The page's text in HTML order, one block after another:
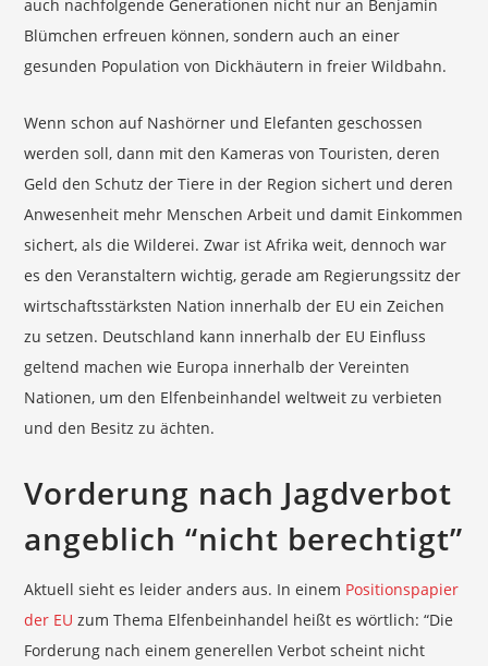
auch nachfolgende Generationen nicht nur an Benjamin
Blümchen erfreuen können, sondern auch an einer
gesunden Population von Dickhäutern in freier Wildbahn.
Wenn schon auf Nashörner und Elefanten geschossen
werden soll, dann mit den Kameras von Touristen, deren
Geld den Schutz der Tiere in der Region sichert und deren
Anwesenheit mehr Menschen Arbeit und damit Einkommen
sichert, als die Wilderei. Zwar ist Afrika weit, dennoch war
es den Veranstaltern wichtig, gerade am Regierungssitz der
wirtschaftsstärksten Nation innerhalb der EU ein Zeichen
zu setzen. Deutschland kann innerhalb der EU Einfluss
geltend machen wie Europa innerhalb der Vereinten
Nationen, um den Elfenbeinhandel weltweit zu verbieten
und den Besitz zu ächten.
Vorderung nach Jagdverbot
angeblich “nicht berechtigt”
Aktuell sieht es leider anders aus. In einem Positionspapier
der EU zum Thema Elfenbeinhandel heißt es wörtlich: “Die
Forderung nach einem generellen Verbot scheint nicht